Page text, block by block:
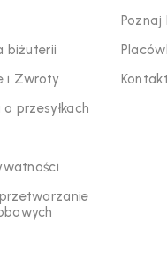
biżuterii
i Zwroty
przesyłkach
Poznaj
Kontakt